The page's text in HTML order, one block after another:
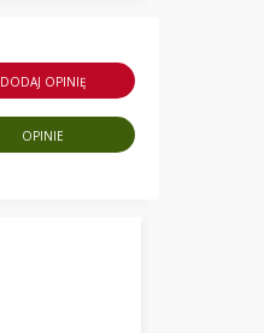
DODAJ OPINIĘ
OPINIE